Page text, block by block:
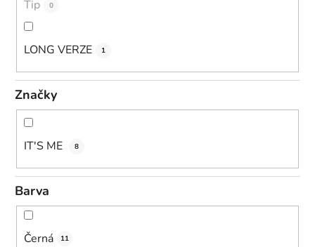
Tip 0
LONG VERZE 1
Značky
IT'S ME 8
Barva
Černá 11